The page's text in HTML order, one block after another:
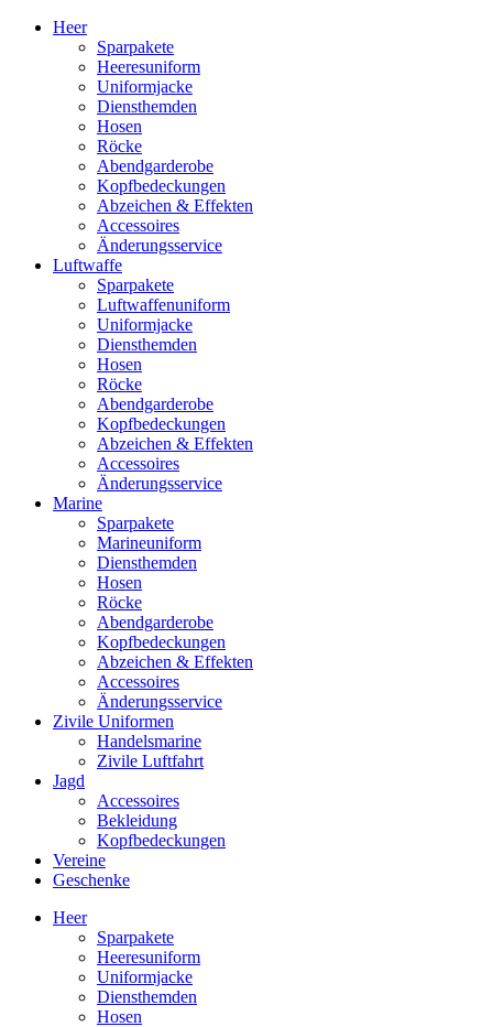
Heer
Sparpakete
Heeresuniform
Uniformjacke
Diensthemden
Hosen
Röcke
Abendgarderobe
Kopfbedeckungen
Abzeichen & Effekten
Accessoires
Änderungsservice
Luftwaffe
Sparpakete
Luftwaffenuniform
Uniformjacke
Diensthemden
Hosen
Röcke
Abendgarderobe
Kopfbedeckungen
Abzeichen & Effekten
Accessoires
Änderungsservice
Marine
Sparpakete
Marineuniform
Diensthemden
Hosen
Röcke
Abendgarderobe
Kopfbedeckungen
Abzeichen & Effekten
Accessoires
Änderungsservice
Zivile Uniformen
Handelsmarine
Zivile Luftfahrt
Jagd
Accessoires
Bekleidung
Kopfbedeckungen
Vereine
Geschenke
Heer
Sparpakete
Heeresuniform
Uniformjacke
Diensthemden
Hosen